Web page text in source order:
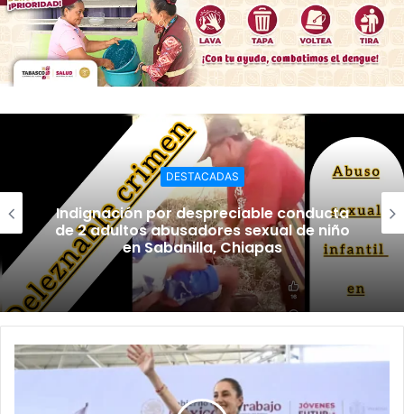
DESTACADAS
Indignación por despreciable conducta
de 2 adultos abusadores sexual de niño
en Sabanilla, Chiapas